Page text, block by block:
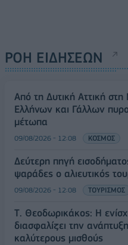
ΡΟΗ ΕΙΔΗΣΕΩΝ
Από τη Δυτική Αττική στη
Ελλήνων και Γάλλων
μέτωπα
09/08/2026 - 12:08 ΚΟΣΜΟΣ
Δεύτερη πηγή
ψαράδες ο αλιευτικός
09/08/2026 - 12:08 ΤΟΥΡΙΣΜΟΣ
Τ. Θεοδωρικάκος: Η
διασφαλίζει την
καλύτερους μισθούς